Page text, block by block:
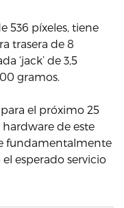
536 píxeles, tiene
trasera de 8
‘jack’ de 3,5
gramos.
el próximo 25
de este
fundamentalmente
esperado servicio